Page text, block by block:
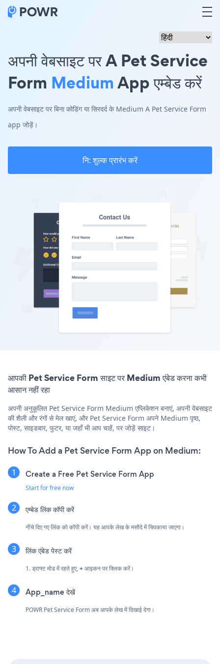
अपनी वेबसाइट पर A Pet Service
Form MediumApp एम्बेड करें
अपनी वेबसाइट पर बिना कोडिंग या सिरदर्द के Medium A Pet Service Form
app जोड़ें।
नि: शुल्क प्रारंभ करें
आपकी Pet Service Form साइट पर Medium एंबेड करना कभी
आसान नहीं रहा
अपनी अनुकूलित Pet Service Form Medium एप्लिकेशन बनाएं, अपनी वेबसाइट
की शैली और रंगों से मेल खाएं, और Pet Service Form अपने Medium पृष्ठ,
पोस्ट, साइडबार, फुटर, या जहाँ भी आप चाहें, पर जोड़ें साइट।
How To Add a Pet Service Form App on Medium:
Create a Free Pet Service Form App
Start for free now
एम्बेड लिंक कॉपी करें
नीचे दिए गए लिंक को कॉपी करें। यह आपके लेख के मसौदे में चिपकाया जाएगा।
लिंक एंबेड पेस्ट करें
1. ड्राफ्ट मोड में रहते हुए,+आइकन पर क्लिक करें।
App_name देखें
POWR Pet Service Form अब आपके लेख में दिखाई देगा।